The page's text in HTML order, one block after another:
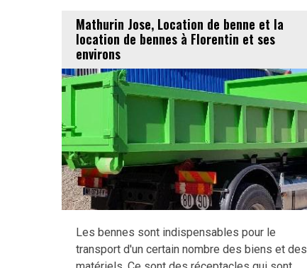
Mathurin Jose, Location de benne et la
location de bennes à Florentin et ses
environs
Les bennes sont indispensables pour le
transport d'un certain nombre des biens et des